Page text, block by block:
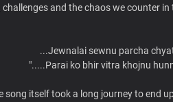
and the chaos we counter in
Parai ko bhir vitra khojnu hunna
song itself took a long journey to end up